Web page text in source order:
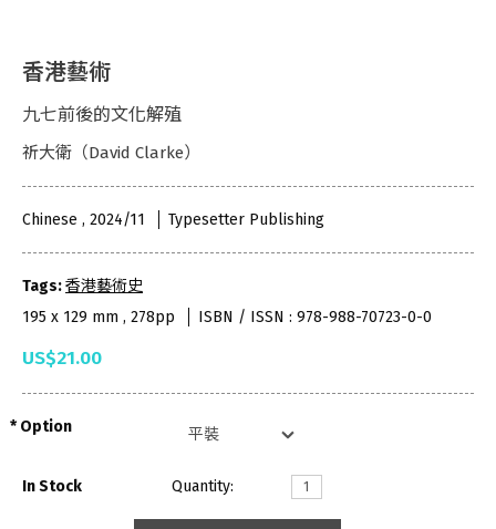
香港藝術
九七前後的文化解殖
祈大衛（David Clarke）
Chinese , 2024/11 Typesetter Publishing
Tags:香港藝術史
195 x 129 mm , 278pp
ISBN / ISSN : 978-988-70723-0-0
US$21.00
Option
In Stock Quantity: